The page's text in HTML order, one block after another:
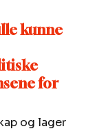
kunne
for
og lager